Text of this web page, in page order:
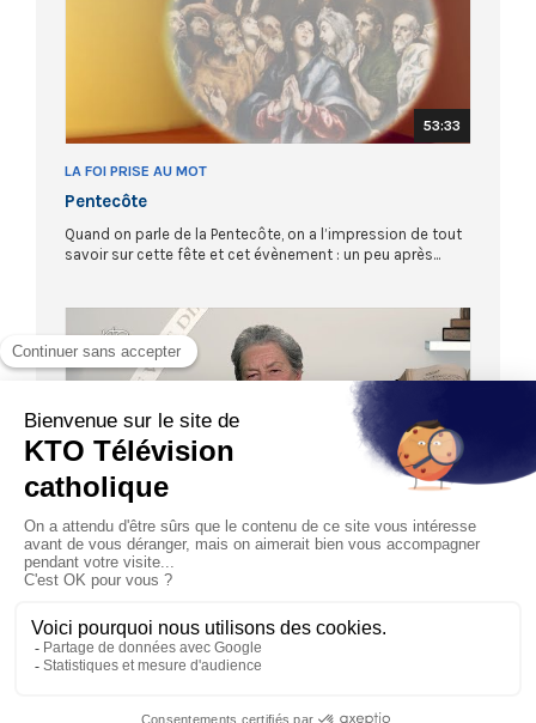
53:33
LA FOI PRISE AU MOT
Pentecôte
Quand on parle de la Pentecôte, on a l’impression de tout
savoir sur cette fête et cet évènement : un peu après...
EN MARCHE VERS DIMANCHE
Pentecôte - Intégrale des lectures
Marie-Noëlle Thabut lit et commente l’intégralité de la
solennité de la Pentecôte, année A.